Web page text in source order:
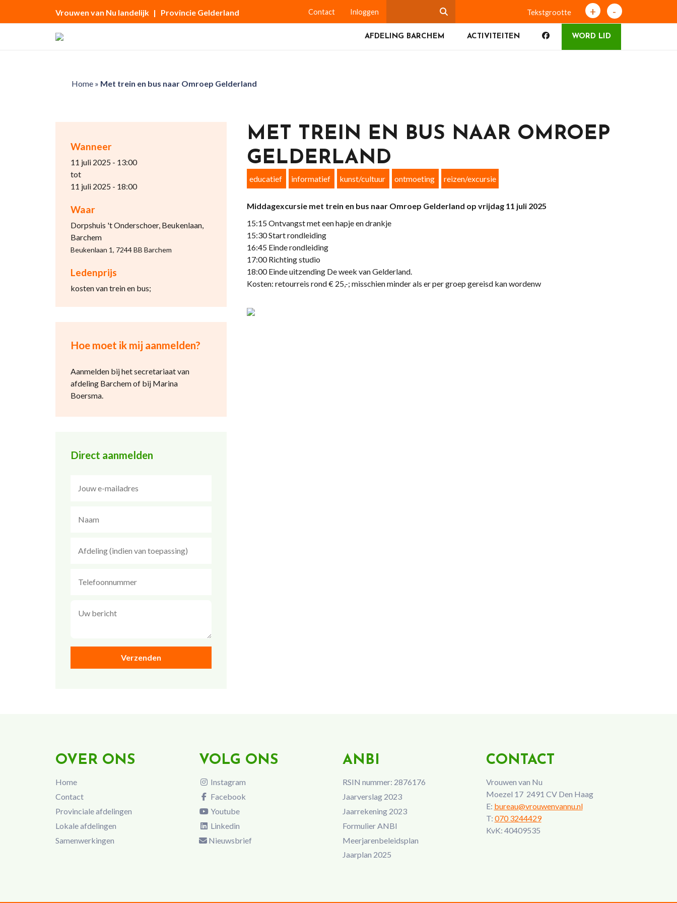
Vrouwen van Nu landelijk | Provincie Gelderland Contact Inloggen Tekstgrootte + -
AFDELING BARCHEM ACTIVITEITEN WORD LID
Home» Met trein en bus naar Omroep Gelderland
Wanneer
11 juli 2025 - 13:00
tot
11 juli 2025 - 18:00
Waar
Dorpshuis 't Onderschoer, Beukenlaan,
Barchem
Beukenlaan 1, 7244 BB Barchem
Ledenprijs
kosten van trein en bus;
Hoe moet ik mij aanmelden?
Aanmelden bij het secretariaat van
afdeling Barchemof bij Marina
Boersma.
Direct aanmelden
MET TREIN EN BUS NAAR OMROEP
GELDERLAND
educatief informatief kunst/cultuur ontmoeting reizen/excursie
Middagexcursie met trein en bus naar Omroep Gelderland op vrijdag 11 juli 2025
15:15 Ontvangst met een hapje en drankje
15:30 Start rondleiding
16:45 Einde rondleiding
17:00 Richting studio
18:00 Einde uitzending De week van Gelderland.
Kosten: retourreis rond € 25,-; misschien minder als er per groep gereisd kan wordenw
OVER ONS
Home
Contact
Provinciale afdelingen
Lokale afdelingen
Samenwerkingen
VOLG ONS
Instagram
Facebook
Youtube
Linkedin
Nieuwsbrief
ANBI
RSIN nummer: 2876176
Jaarverslag 2023
Jaarrekening 2023
Formulier ANBI
Meerjarenbeleidsplan
Jaarplan 2025
CONTACT
Vrouwen van Nu
Moezel 17 2491 CV Den Haag
E: bureau@vrouwenvannu.nl
T: 070 3244429
KvK: 40409535